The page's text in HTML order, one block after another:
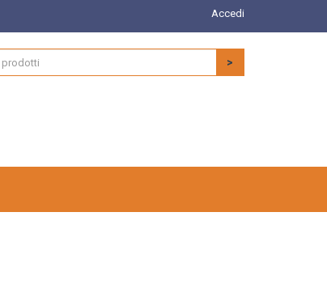
Accedi
>